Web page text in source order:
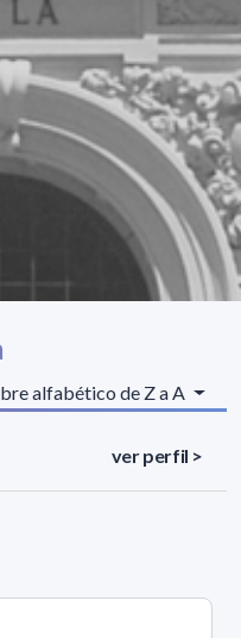
alfabético de Z a A
ver perfil >